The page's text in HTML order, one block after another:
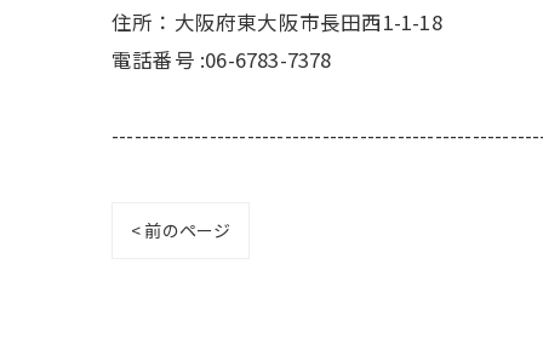
住所：大阪府東大阪市長田西1-1-18
電話番号 :06-6783-7378
< 前のページ